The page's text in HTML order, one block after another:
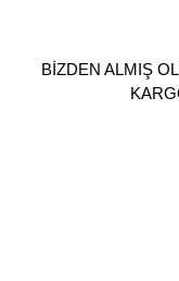
BİZDEN ALMIŞ